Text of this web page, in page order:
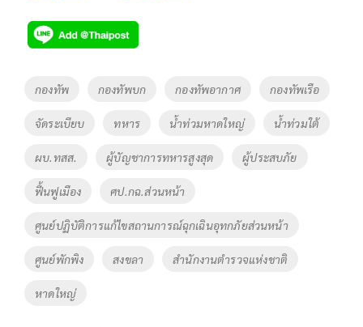
e
b
o
o
k
tt
er
p
y
Li
k
Tags
กองทัพ กองทัพบก กองทัพอากาศ กองทัพเรือ
จัดระเบียบ ทหาร น้ำท่วมหาดใหญ่ น้ำท่วมใต้
ผบ.ทสส. ผู้บัญชาการทหารสูงสุด ผู้ประสบภัย
ฟื้นฟูเมือง ศป.กฉ.ส่วนหน้า
ศูนย์ปฏิบัติการแก้ไขสถานการณ์ฉุกเฉินอุทกภัยส่วนหน้า
ศูนย์พักพิง สงขลา สำนักงานตำรวจแห่งชาติ
หาดใหญ่